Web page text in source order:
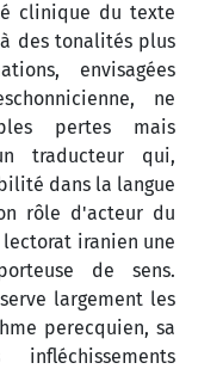
clinique du texte
des tonalités plus
envisagées
ne
pertes mais
traducteur qui,
dans la langue
rôle d'acteur du
iranien une
de sens.
largement les
perecquien, sa